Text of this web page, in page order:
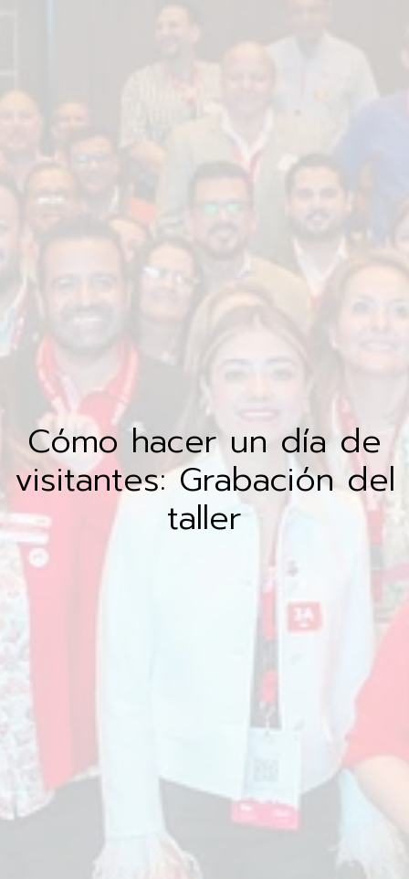
Cómo hacer un día de
visitantes: Grabación del
taller